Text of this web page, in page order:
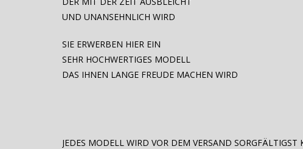
UND UNANSEHNLICH WIRD
SIE ERWERBEN HIER EIN
SEHR HOCHWERTIGES MODELL
DAS IHNEN LANGE FREUDE MACHEN WIRD
JEDES MODELL WIRD VOR DEM VERSAND SORGFÄLTIGST